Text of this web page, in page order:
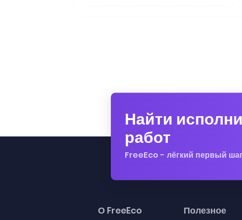
Найти
работ
FreeEco - лёгкий первый
О FreeEco Полезное